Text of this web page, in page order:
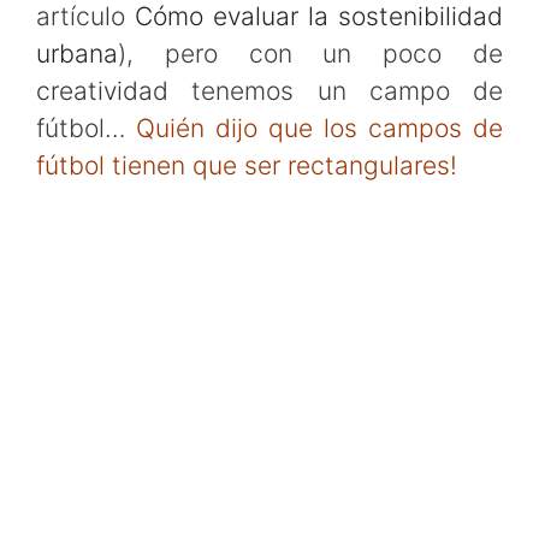
artículo Cómo evaluar la sostenibilidad
urbana), pero con un poco de
creatividad tenemos un campo de
fútbol… Quién dijo que los campos de
fútbol tienen que ser rectangulares!